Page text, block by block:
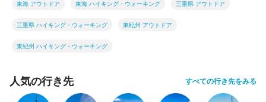
東海 アウトドア 東海 ハイキング・ウォーキング 三重県 アウトドア
三重県 ハイキング・ウォーキング 東紀州 アウトドア
東紀州 ハイキング・ウォーキング
人気の行き先 すべての行き先をみる